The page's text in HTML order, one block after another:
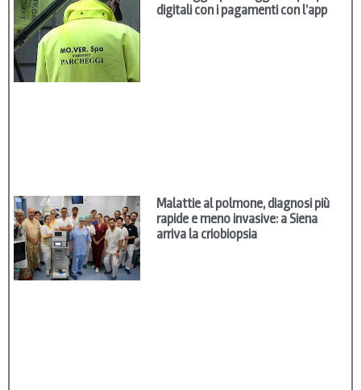
digitali con i pagamenti con l’app
Malattie al polmone, diagnosi più
rapide e meno invasive: a Siena
arriva la criobiopsia